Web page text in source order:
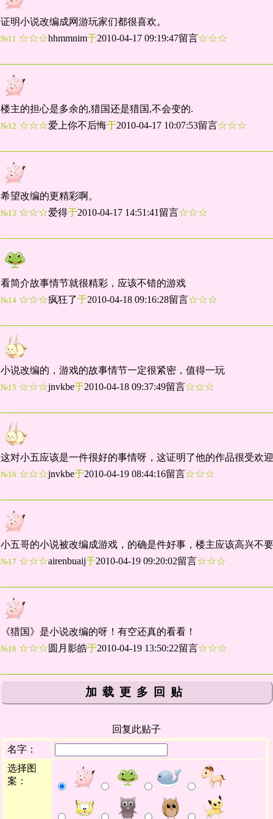
证明小说改编成网游玩家们都很喜欢。
№11 ☆☆☆hhmmnim于2010-04-17 09:19:47留言☆☆☆
楼主的担心是多余的,猎国还是猎国,不会变的.
№12 ☆☆☆爱上你不后悔于2010-04-17 10:07:53留言☆☆☆
希望改编的更精彩啊。
№13 ☆☆☆爱得于2010-04-17 14:51:41留言☆☆☆
看简介故事情节就很精彩，应该不错的游戏
№14 ☆☆☆疯狂了于2010-04-18 09:16:28留言☆☆☆
小说改编的，游戏的故事情节一定很紧密，值得一玩
№15 ☆☆☆jnvkbe于2010-04-18 09:37:49留言☆☆☆
这对小五应该是一件很好的事情呀，这证明了他的作品很受欢
№16 ☆☆☆jnvkbe于2010-04-19 08:44:16留言☆☆☆
小五哥的小说被改编成游戏，的确是件好事，楼主应该高兴不
№17 ☆☆☆airenbuaij于2010-04-19 09:20:02留言☆☆☆
《猎国》是小说改编的呀！有空还真的看看！
№18 ☆☆☆圆月影皓于2010-04-19 13:50:22留言☆☆☆
加载更多回贴
回复此贴子
名字：
选择图
案：